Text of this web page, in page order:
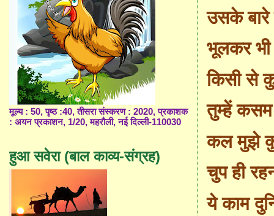
उसके
भूलकर भी
किसी से
तुम्हें
कल मुझे
चुप ही
ये काम
मूल्य : 50, पृष्ठ :40, तीसरा संस्करण : 2020, प्रकाशक
: अयन प्रकाशन, 1/20, महरौली, नई दिल्ली-110030
हुआ सवेरा (बाल काव्य-संग्रह)